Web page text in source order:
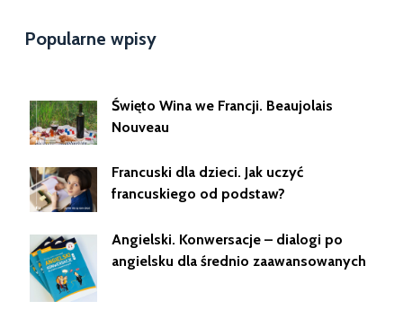
Popularne wpisy
Święto Wina we Francji. Beaujolais
Nouveau
Francuski dla dzieci. Jak uczyć
francuskiego od podstaw?
Angielski. Konwersacje – dialogi po
angielsku dla średnio zaawansowanych